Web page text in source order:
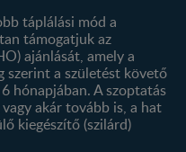
táplálási mód a
támogatjuk az
ajánlását, amely a
szerint a születést követő
hónapjában. A szoptatás
akár tovább is, a hat
kiegészítő (szilárd)